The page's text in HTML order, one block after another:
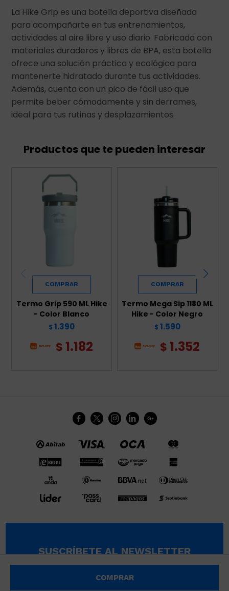
COMPRAR
La Hike Grip es una botella deportiva diseñada
para acompañarte en tus entrenamientos,
actividades al aire libre y uso diario. Fabricada con
materiales duraderos y libres de BPA, esta botella
ofrece una solución práctica y ecológica para
mantenerte hidratado durante tus actividades.
Además, cuenta con un pico de fácil uso que
permite beber cómodamente y sin derrames,
ideal para tus rutinas y desplazamientos.
Productos que te pueden interesar
Termo Grip 590 ML Hike
- Color Blanco
$ 1.390
$1.182
Termo Mega Sip 1180 ML
Hike - Color Negro
$ 1.590
$1.352
    
SUSCRÍBETE AL NEWSLETTER